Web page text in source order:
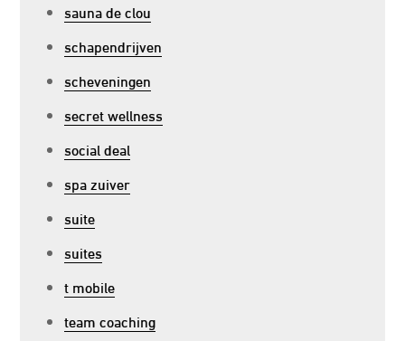
sauna de clou
schapendrijven
scheveningen
secret wellness
social deal
spa zuiver
suite
suites
t mobile
team coaching